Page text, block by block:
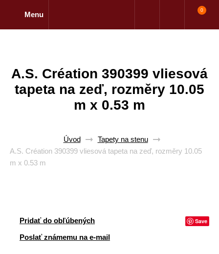
Menu
0
A.S. Création 390399 vliesová
tapeta na zeď, rozměry 10.05
m x 0.53 m
Úvod
Tapety na stenu
A.S. Création 390399 vliesová tapeta na zeď, rozměry 10.05
m x 0.53 m
Pridať do obľúbených Save
Poslať známemu na e-mail